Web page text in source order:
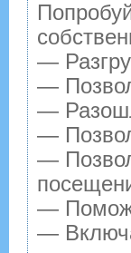
—
—
—
—
—
—
—